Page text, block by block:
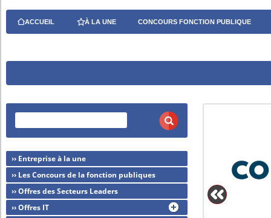
ACCUEIL À LA UNE CONCOURS FONCTION PUBLIQUE
›› Entreprise à la une
›› Les Concours de la fonction publiques
›› Offres des Secteurs Leaders
›› Offres IT